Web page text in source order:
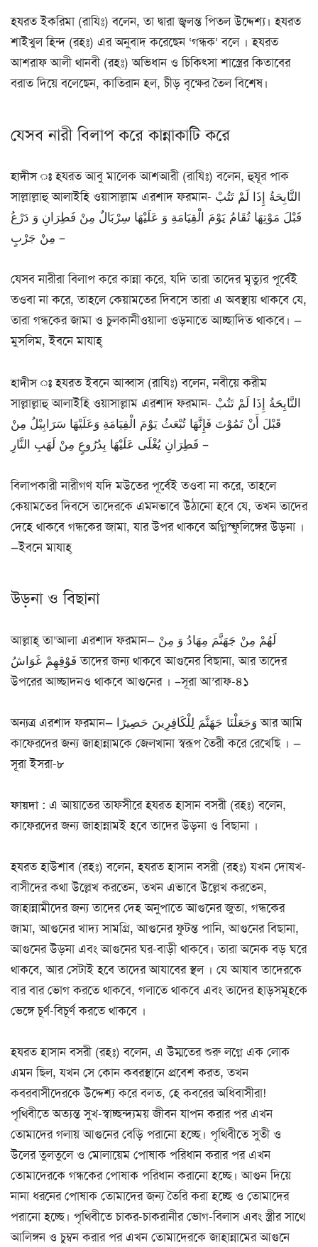
হযরত ইকরিমা (রাযিঃ) বলেন, তা দ্বারা জ্বলন্ত পিতল উদ্দেশ্য। হযরত
শাইখুল হিন্দ (রহঃ) এর অনুবাদ করেছেন ‘গন্ধক’ বলে । হযরত
আশরাফ আলী থানবী (রহঃ) অভিধান ও চিকিৎসা শাস্ত্রের কিতাবের
বরাত দিয়ে বলেছেন, কাতিরান হল, চীড় বৃক্ষের তৈল বিশেষ।
যেসব নারী বিলাপ করে কান্নাকাটি করে
হাদীস ঃহযরত আবু মালেক আশআরী (রাযিঃ) বলেন, হুযূর পাক
সাল্লাল্লাহু আলাইহি ওয়াসাল্লাম এরশাদ ফরমান- النَّابِحَةُ إِذَا لَمْ تَتُبْ
قَبْلَ مَوْتِهَا تُقَامُ يَوْمَ الْقِيَامَةِ وَ عَلَيْهَا سِرْبَالٌ مِنْ فَطِرَانِ وَ دَرْعُ
مِنْ جَرْبٍ –
যেসব নারীরা বিলাপ করে কান্না করে, যদি তারা তাদের মৃত্যুর পূর্বেই
তওবা না করে, তাহলে কেয়ামতের দিবসে তারা এ অবস্থায় থাকবে যে,
তারা গন্ধকের জামা ও চুলকানীওয়ালা ওড়নাতে আচ্ছাদিত থাকবে। —
মুসলিম, ইবনে মাযাহ্
হাদীস ঃহযরত ইবনে আব্বাস (রাযিঃ) বলেন, নবীয়ে করীম
সাল্লাল্লাহু আলাইহি ওয়াসাল্লাম এরশাদ ফরমান- النَّابِحَةُ إِذَا لَمْ تَتُبْ
قَبْلَ أَنْ تَمُوْتَ فَإِنَّهَا تُبْعَثُ يَوْمَ الْقِيَامَةِ وَعَلَيْهَا سَرَابِيْلُ مِنْ
قَطِرَانِ يُغْلَى عَلَيْهَا بِدُرُوعٍ مِنْ لَهَبِ النَّارِ –
বিলাপকারী নারীগণ যদি মউতের পূর্বেই তওবা না করে, তাহলে
কেয়ামতের দিবসে তাদেরকে এমনভাবে উঠানো হবে যে, তখন তাদের
দেহে থাকবে গন্ধকের জামা, যার উপর থাকবে অগ্নিস্ফুলিঙ্গের উড়না ।
—ইবনে মাযাহ্
উড়না ও বিছানা
আল্লাহ্ তা’আলা এরশাদ ফরমান— لَهُمْ مِنْ جَهَنَّمَ مِهَادُ وَ مِنْ
فَوْقِهِمْ غَوَاشُ তাদের জন্য থাকবে আগুনের বিছানা, আর তাদের
উপরের আচ্ছাদনও থাকবে আগুনের । –সূরা আ’রাফ-৪১
অন্যত্র এরশাদ ফরমান— وَجَعَلْنَا جَهَنَّمَ لِلْكَافِرِينَ حَصِيرًا আর আমি
কাফেরদের জন্য জাহান্নামকে জেলখানা স্বরূপ তৈরী করে রেখেছি । —
সূরা ইসরা-৮
ফায়দা : এ আয়াতের তাফসীরে হযরত হাসান বসরী (রহঃ) বলেন,
কাফেরদের জন্য জাহান্নামই হবে তাদের উড়না ও বিছানা ।
হযরত হাউশাব (রহঃ) বলেন, হযরত হাসান বসরী (রহঃ) যখন দোযখ-
বাসীদের কথা উল্লেখ করতেন, তখন এভাবে উল্লেখ করতেন,
জাহান্নামীদের জন্য তাদের দেহ অনুপাতে আগুনের জুতা, গন্ধকের
জামা, আগুনের খাদ্য সামগ্রি, আগুনের ফুটন্ত পানি, আগুনের বিছানা,
আগুনের উড়না এবং আগুনের ঘর-বাড়ী থাকবে। তারা অনেক বড় ঘরে
থাকবে, আর সেটাই হবে তাদের আযাবের স্থল । যে আযাব তাদেরকে
বার বার ভোগ করতে থাকবে, গলাতে থাকবে এবং তাদের হাড়সমূহকে
ভেঙ্গে চূর্ণ-বিচূর্ণ করতে থাকবে ।
হযরত হাসান বসরী (রহঃ) বলেন, এ উম্মতের শুরু লগ্নে এক লোক
এমন ছিল, যখন সে কোন কবরস্থানে প্রবেশ করত, তখন
কবরবাসীদেরকে উদ্দেশ্য করে বলত, হে কবরের অধিবাসীরা!
পৃথিবীতে অত্যন্ত সুখ-স্বাচ্ছন্দ্যময় জীবন যাপন করার পর এখন
তোমাদের গলায় আগুনের বেড়ি পরানো হচ্ছে। পৃথিবীতে সুতী ও
উলের তুলতুলে ও মোলায়েম পোষাক পরিধান করার পর এখন
তোমাদেরকে গন্ধকের পোষাক পরিধান করানো হচ্ছে। আগুন দিয়ে
নানা ধরনের পোষাক তোমাদের জন্য তৈরি করা হচ্ছে ও তোমাদের
পরানো হচ্ছে। পৃথিবীতে চাকর-চাকরানীর ভোগ-বিলাস এবং স্ত্রীর সাথে
আলিঙ্গন ও চুম্বন করার পর এখন তোমাদেরকে জাহান্নামের আগুনে